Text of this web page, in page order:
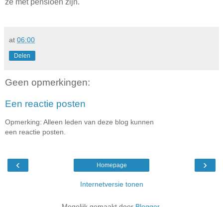
at 06:00
Delen
Geen opmerkingen:
Een reactie posten
Opmerking: Alleen leden van deze blog kunnen
een reactie posten.
‹ ›
Homepage
Internetversie tonen